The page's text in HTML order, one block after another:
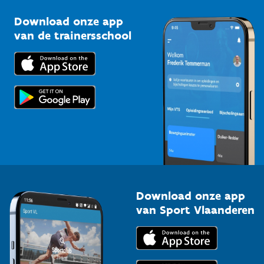
Bedrijven
Trainers en begeleiders
Topsporters
Kennisplatform
Downloads
Voor de pers
Download onze app
van de trainersschool
Download onze app
van Sport Vlaanderen